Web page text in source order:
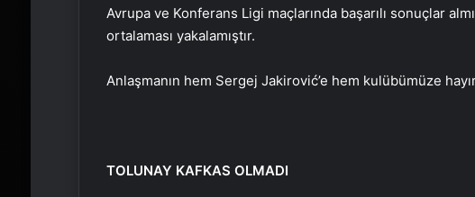
Avrupa ve Konferans Ligi maçlarında başarılı sonuçlar
ortalaması yakalamıştır.
Anlaşmanın hem Sergej Jakirović’e hem kulübümüze
TOLUNAY KAFKAS OLMADI